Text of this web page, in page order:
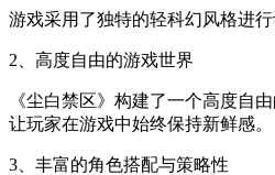
游戏采用了独特的轻科幻风格进
2、高度自由的游戏世界
《尘白禁区》构建了一个高度自
让玩家在游戏中始终保持新鲜感。
3、丰富的角色搭配与策略性